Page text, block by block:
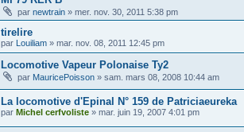
par newtrain » mer. nov. 30, 2011 5:38 pm
tirelire
par Louiliam » mar. nov. 08, 2011 12:45 pm
Locomotive Vapeur Polonaise Ty2
par MauricePoisson » sam. mars 08, 2008 10:44 am
La locomotive d'Epinal N° 159 de Patriciaeureka
par Michel cerfvoliste » mar. juin 19, 2007 4:01 pm